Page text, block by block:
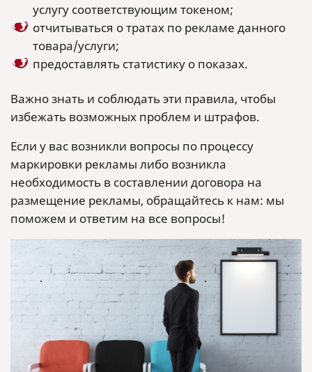
услугу соответствующим токеном;
отчитываться о тратах по рекламе данного
товара/услуги;
предоставлять статистику о показах.
Важно знать и соблюдать эти правила, чтобы
избежать возможных проблем и штрафов.
Если у вас возникли вопросы по процессу
маркировки рекламы либо возникла
необходимость в составлении договора на
размещение рекламы, обращайтесь к нам: мы
поможем и ответим на все вопросы!